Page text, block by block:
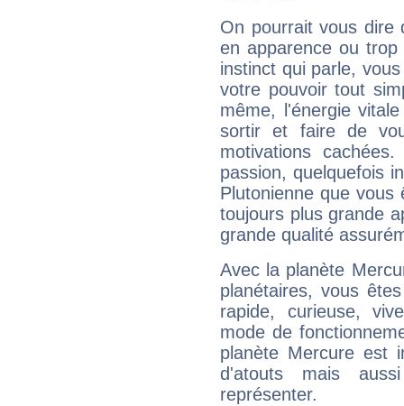
On pourrait vous dire
en apparence ou
instinct qui parle,
votre pouvoir tout
même, l'énergie
sortir et faire de
motivations
passion, quelquefois
Plutonienne que
toujours plus grande
grande qualité
Avec la planète
planétaires, vous
rapide, curieuse,
mode de
planète Mercure est
d'atouts mais
représenter.